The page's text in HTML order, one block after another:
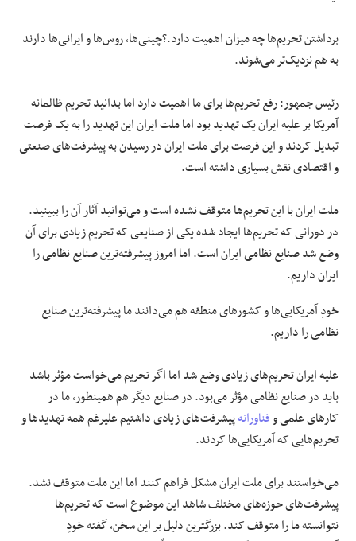
برداشتن تحریم‌ها چه میزان اهمیت دارد.؟چینی‌ها، روس‌ها و ایرانی‌ها دارند
به هم نزدیک‌تر می‌شوند.
رئیس جمهور: رفع تحریم‌ها برای ما اهمیت دارد اما بدانید تحریم ظالمانه
آمریکا بر علیه ایران یک تهدید بود اما ملت ایران این تهدید را به یک فرصت
تبدیل کردند و این فرصت برای ملت ایران در رسیدن به پیشرفت‌های صنعتی
و اقتصادی نقش بسیاری داشته است.
ملت ایران با این تحریم‌ها متوقف نشده است و می‌توانید آثار آن را ببینید.
در دورانی که تحریم‌ها ایجاد شده یکی از صنایعی که تحریم زیادی برای آن
وضع شد صنایع نظامی ایران است. اما امروز پیشرفته‌ترین صنایع نظامی را
ایران داریم.
خودِ آمریکایی‌ها و کشورهای منطقه هم می‌دانند ما پیشرفته‌ترین صنایع
نظامی را داریم.
علیه ایران تحریم‌های زیادی وضع شد اما اگر تحریم می‌خواست مؤثر باشد
باید در صنایع نظامی مؤثر می‌بود. در صنایع دیگر هم همینطور، ما در
کارهای علمی وفناورانهپیشرفت‌های زیادی داشتیم علیرغم همه تهدیدها و
تحریم‌هایی که آمریکایی‌ها کردند.
می‌خواستند برای ملت ایران مشکل فراهم کنند اما این ملت متوقف نشد.
پیشرفت‌های حوزه‌های مختلف شاهد این موضوع است که تحریم‌ها
نتوانسته ما را متوقف کند. بزرگترین دلیل بر این سخن، گفته خودِ